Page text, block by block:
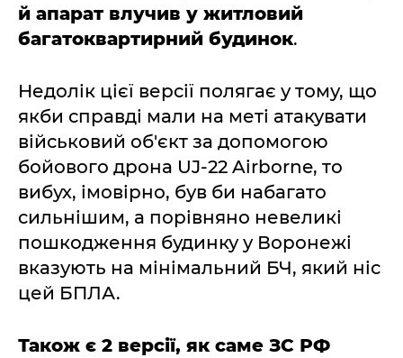
й апарат влучив у житловий
багатоквартирний будинок.
Недолік цієї версії полягає у тому, що
якби справді мали на меті атакувати
військовий об'єкт за допомогою
бойового дрона UJ-22 Airborne, то
вибух, імовірно, був би набагато
сильнішим, а порівняно невеликі
пошкодження будинку у Воронежі
вказують на мінімальний БЧ, який ніс
цей БПЛА.
Також є 2 версії, як саме ЗС РФ